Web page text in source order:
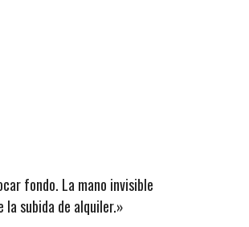
fondo. La mano invisible
la subida de alquiler.»